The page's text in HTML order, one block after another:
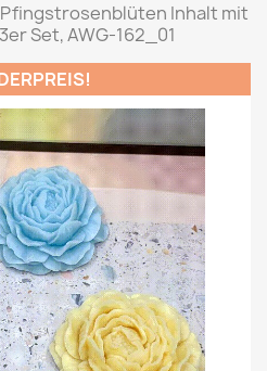
Pfingstrosenblüten Inhalt mit
Set, AWG-162_01